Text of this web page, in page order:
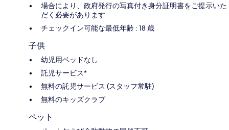
場合により、政府発行の写真付き身分証明書をご提示いた
だく必要があります
チェックイン可能な最低年齢 : 18 歳
子供
幼児用ベッドなし
託児サービス*
無料の託児サービス (スタッフ常駐)
無料のキッズクラブ
ペット